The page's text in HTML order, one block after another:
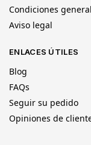
Condiciones
Aviso legal
ENLACES ÚTILES
Blog
FAQs
Seguir su pedido
Opiniones de